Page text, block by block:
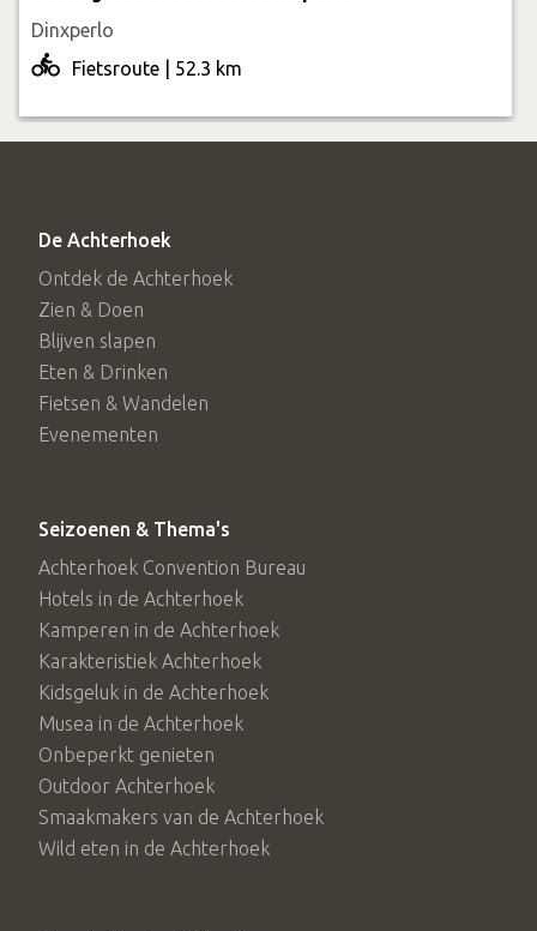
Dinxperlo
Fietsroute | 52.3 km
De Achterhoek
Ontdek de Achterhoek
Zien & Doen
Blijven slapen
Eten & Drinken
Fietsen & Wandelen
Evenementen
Seizoenen & Thema's
Achterhoek Convention Bureau
Hotels in de Achterhoek
Kamperen in de Achterhoek
Karakteristiek Achterhoek
Kidsgeluk in de Achterhoek
Musea in de Achterhoek
Onbeperkt genieten
Outdoor Achterhoek
Smaakmakers van de Achterhoek
Wild eten in de Achterhoek